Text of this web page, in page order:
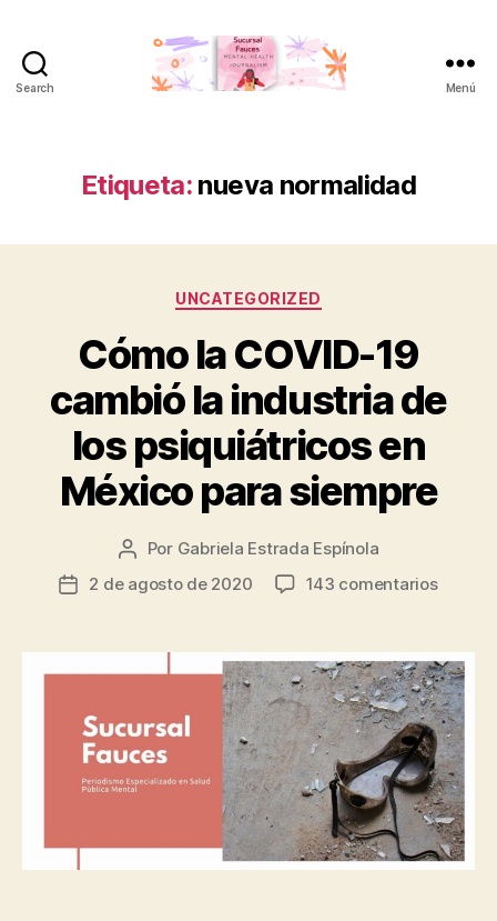
Search Menú
Etiqueta: nueva normalidad
Categorías
UNCATEGORIZED
Cómo la COVID-19
cambió la industria de
los psiquiátricos en
México para siempre
Autor
la
Por Gabriela Estrada Espínola
Fecha
entrada
2 de agosto de 2020 143 comentariosen
COVID-
19
cambió
la
de
los
en
México